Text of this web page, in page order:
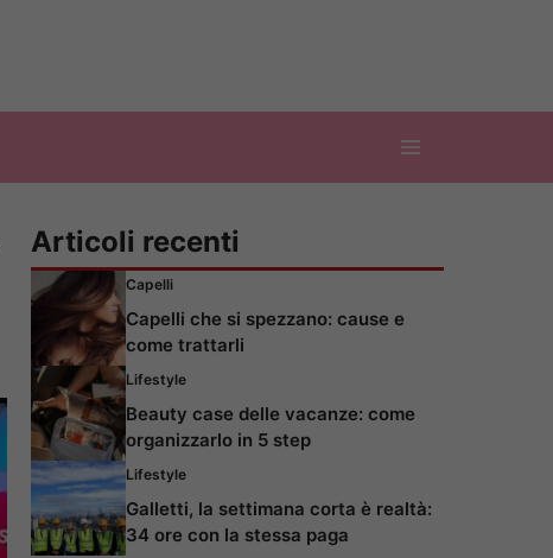
Articoli recenti
Capelli
Capelli che si spezzano: cause e
come trattarli
Lifestyle
Beauty case delle vacanze: come
organizzarlo in 5 step
Lifestyle
Galletti, la settimana corta è realtà:
34 ore con la stessa paga